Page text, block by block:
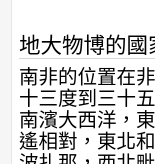
地大物博的國
南非的位置在
十三度到三十
南濱大西洋，
遙相對，東北